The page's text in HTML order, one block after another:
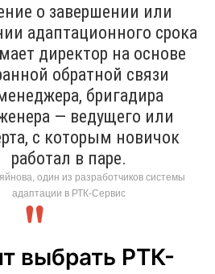
о завершении или
адаптационного срока
директор на основе
обратной связи
бригадира
— ведущего или
с которым новичок
работал в паре.
один из разработчиков системы
адаптации в РТК-Сервис
выбрать РТК-